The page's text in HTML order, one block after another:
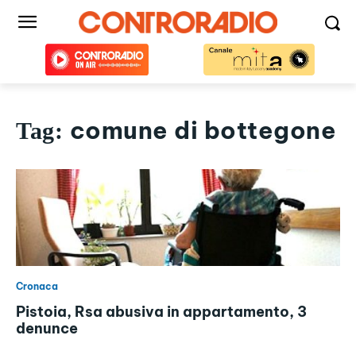
Tag: comune di bottegone
Cronaca
Pistoia, Rsa abusiva in appartamento, 3
denunce